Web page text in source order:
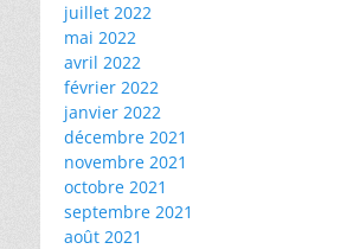
juillet 2022
mai 2022
avril 2022
février 2022
janvier 2022
décembre 2021
novembre 2021
octobre 2021
septembre 2021
août 2021